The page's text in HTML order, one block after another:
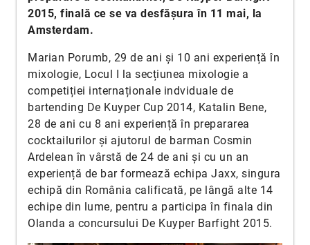
2015, finală ce se va desfășura în 11 mai, la
Amsterdam.
Marian Porumb, 29 de ani și 10 ani experiență în
mixologie, Locul I la secțiunea mixologie a
competiției internaționale indviduale de
bartending De Kuyper Cup 2014, Katalin Bene,
28 de ani cu 8 ani experiență în prepararea
cocktailurilor și ajutorul de barman Cosmin
Ardelean în vârstă de 24 de ani și cu un an
experiență de bar formează echipa Jaxx, singura
echipă din România calificată, pe lângă alte 14
echipe din lume, pentru a participa în finala din
Olanda a concursului De Kuyper Barfight 2015.